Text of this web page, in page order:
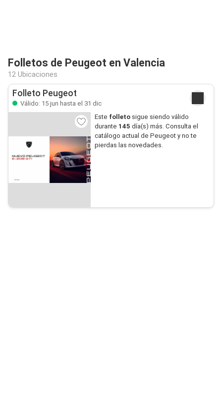
Folletos de Peugeot en Valencia
12 Ubicaciones
Folleto Peugeot
Válido: 15 jun hasta el 31 dic
Este folletosigue siendo válido
durante 145 día(s) más. Consulta el
catálogo actual de Peugeot y no te
pierdas las novedades.